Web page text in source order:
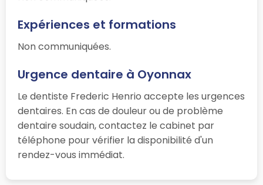
Expériences et formations
Non communiquées.
Urgence dentaire à Oyonnax
Le dentiste Frederic Henrio accepte les urgences
dentaires. En cas de douleur ou de problème
dentaire soudain, contactez le cabinet par
téléphone pour vérifier la disponibilité d'un
rendez-vous immédiat.